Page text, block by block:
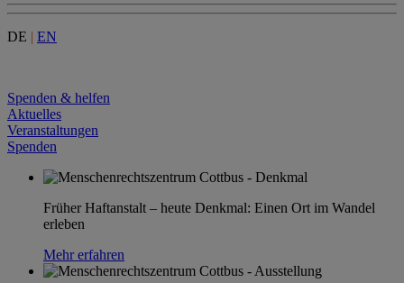
DE | EN
Spenden & helfen
Aktuelles
Veranstaltungen
Spenden
Früher Haftanstalt – heute Denkmal: Einen Ort im Wandel
erleben
Mehr erfahren